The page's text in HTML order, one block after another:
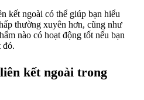
kết ngoài có thể giúp bạn hiểu
thường xuyên hơn, cũng như
nào có hoạt động tốt nếu bạn
đó.
kết ngoài trong